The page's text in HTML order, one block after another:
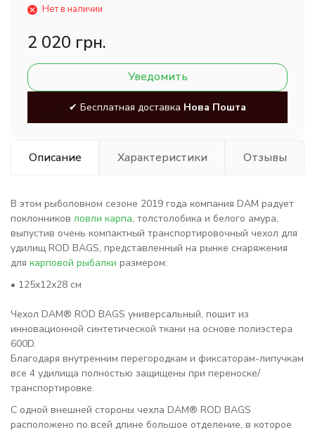
Нет в наличии
2 020 грн.
Уведомить
✔ Бесплатная доставка Нова Пошта
Описание Характеристики Отзывы
В этом рыболовном сезоне 2019 года компания DAM радует
поклонников ловли карпа, толстолобика и белого амура,
выпустив очень компактный транспортировочный чехол для
удилищ ROD BAGS, представленный на рынке снаряжения
для карповой рыбалки размером:
• 125х12х28 см
Чехол DAM® ROD BAGS универсальный, пошит из
инновационной синтетической ткани на основе полиэстера
600D.
Благодаря внутренним перегородкам и фиксаторам-липучкам
все 4 удилища полностью защищены при переноске/
транспортировке.
С одной внешней стороны чехла DAM® ROD BAGS
расположено по всей длине большое отделение, в которое